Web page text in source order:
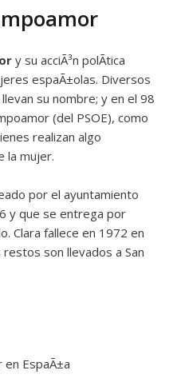
y su acciÃ³n polÃ­tica
espaÃ±olas. Diversos
su nombre; y en el 98
(del PSOE), como
realizan algo
la mujer.
por el ayuntamiento
y que se entrega por
Clara fallece en 1972 en
restos son llevados a San
EspaÃ±a